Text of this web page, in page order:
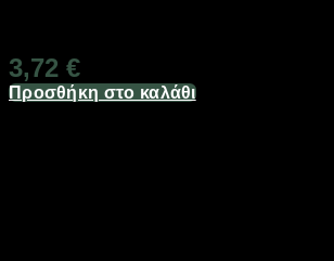
3,72 €
Προσθήκη στο καλάθι